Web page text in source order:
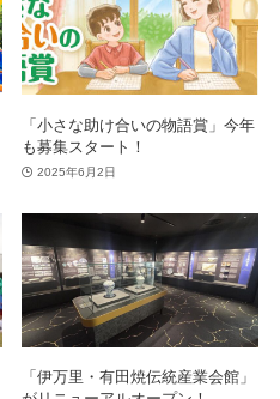
「小さな助け合いの物語賞」今年
も募集スタート！
2025年6月2日
「伊万里・有田焼伝統産業会館」